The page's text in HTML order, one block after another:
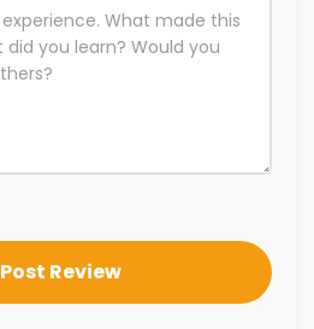
Post Review